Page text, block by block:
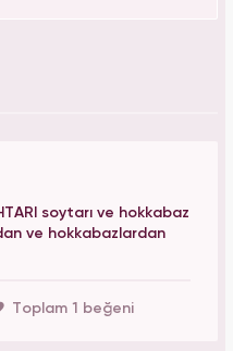
soytarı ve hokkabaz
ve hokkabazlardan
Toplam 1 beğeni